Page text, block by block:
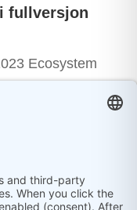
fullversjon
Ecosystem
Standard